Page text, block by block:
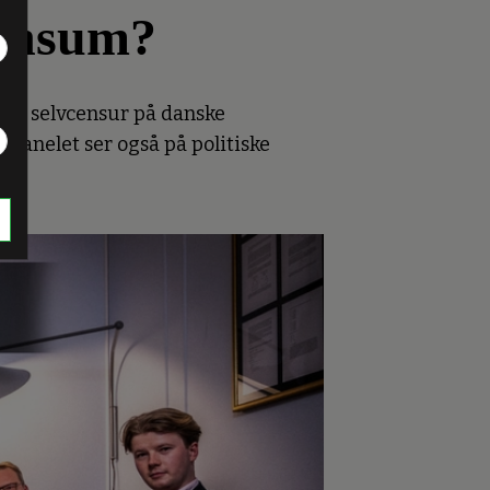
selvcensur på danske
ser også på politiske